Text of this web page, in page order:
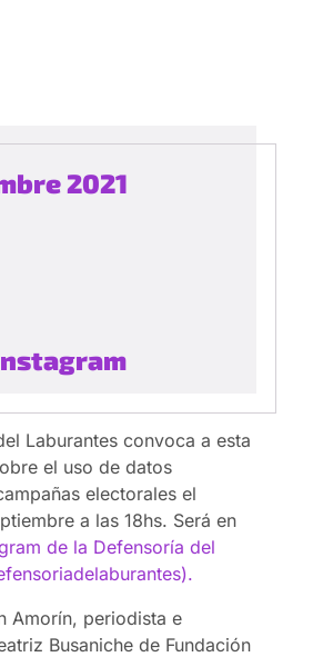
2021
Laburantes convoca a esta
el uso de datos
electorales el
a las 18hs. Será en
de la Defensoría del
Amorín, periodista e
Busaniche de Fundación